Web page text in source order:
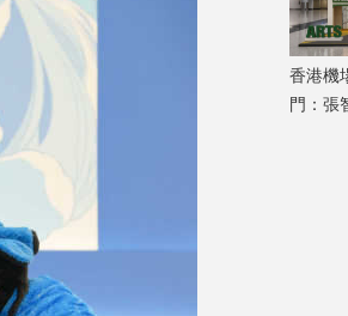
香港機
門：張